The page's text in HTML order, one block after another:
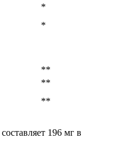
*
*
**
**
**
196 мг в